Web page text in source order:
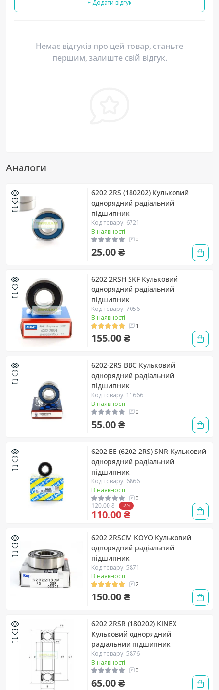
+ Додати відгук
Немає відгуків про цей товар, станьте
першим, залиште свій відгук.
Аналоги
6202 2RS (180202) Кульковий
однорядний радіальний
підшипник
Код товару: 6721
В наявності
0
25.00 ₴
6202 2RSH SKF Кульковий
однорядний радіальний
підшипник
Код товару: 7056
В наявності
1
155.00 ₴
6202-2RS BBC Кульковий
однорядний радіальний
підшипник
Код товару: 11666
В наявності
0
55.00 ₴
6202 EE (6202 2RS) SNR Кульковий
однорядний радіальний
підшипник
Код товару: 6866
В наявності
0
120.00 ₴ -8%
110.00 ₴
6202 2RSCM KOYO Кульковий
однорядний радіальний
підшипник
Код товару: 5871
В наявності
2
150.00 ₴
6202 2RSR (180202) KINEX
Кульковий однорядний
радіальний підшипник
Код товару: 5876
В наявності
0
65.00 ₴